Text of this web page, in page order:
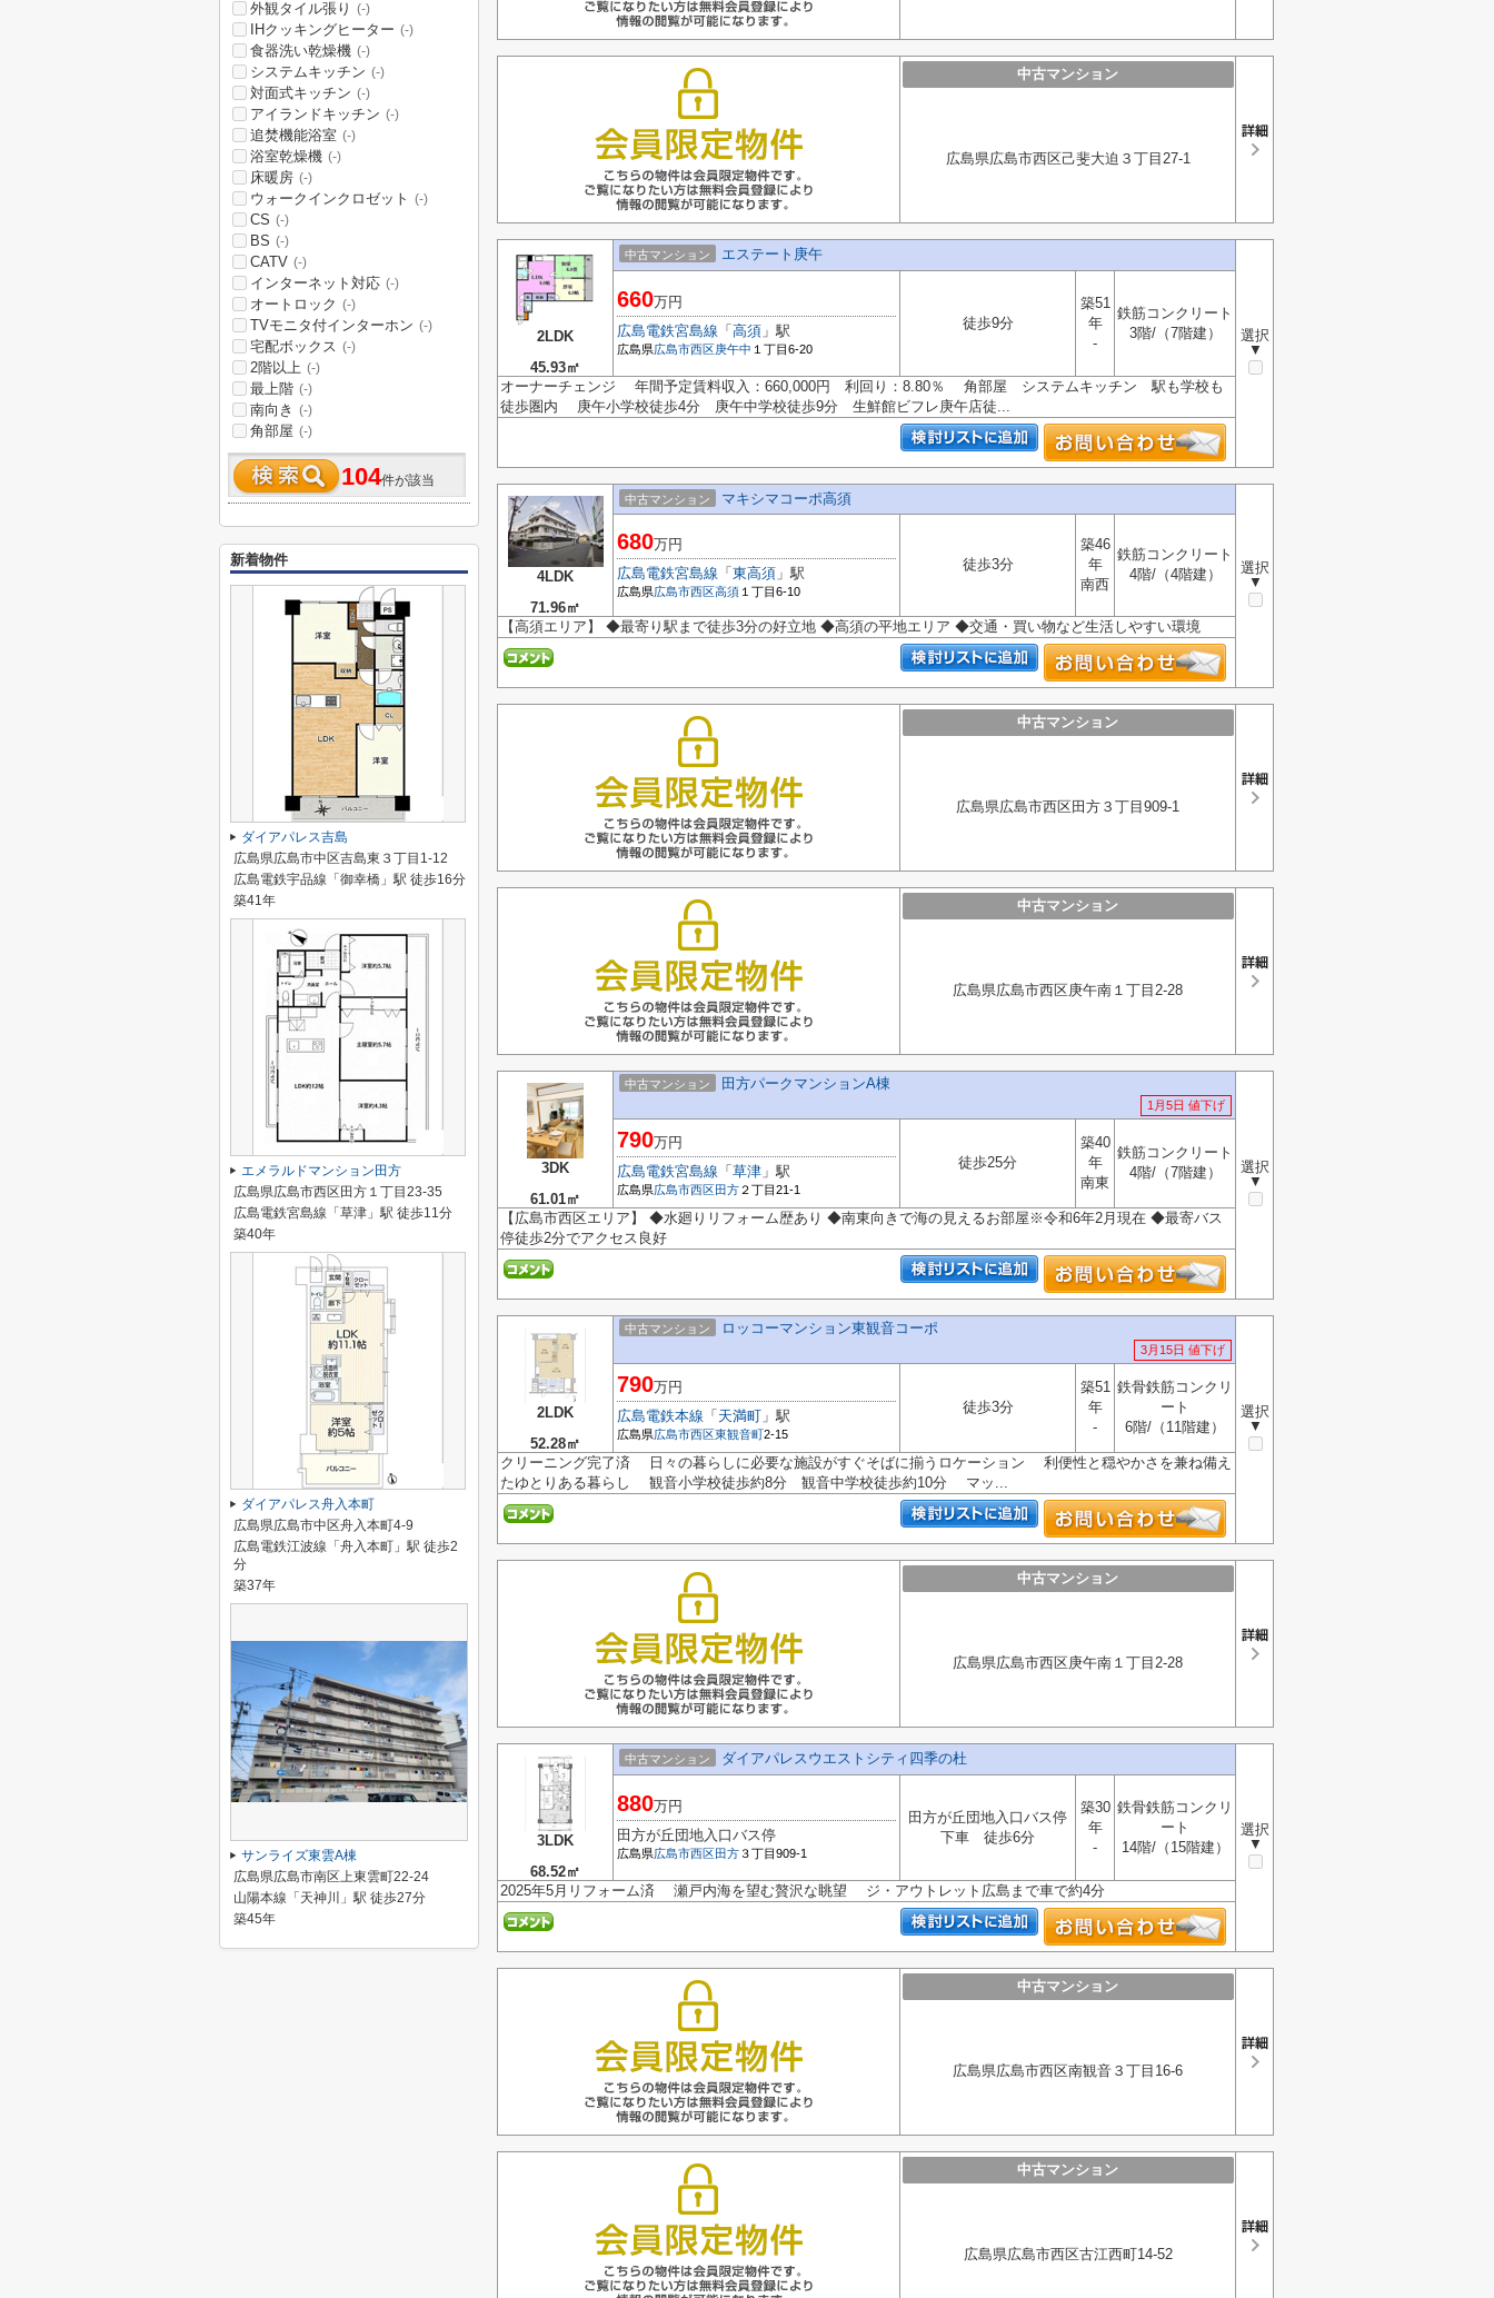
中古マンション
広島県広島市西区己斐大迫３丁目27-1
2LDK
45.93㎡
中古マンション エステート庚午
選択
▼
660万円
広島電鉄宮島線 「 高須 」駅
広島県広島市西区庚午中 １丁目6-20
徒歩9分
築51
年
-
鉄筋コンクリート
3階/（7階建）
オーナーチェンジ 年間予定賃料収入：660,000円 利回り：8.80％ 角部屋 システムキッチン 駅も学校も
徒歩圏内 庚午小学校徒歩4分 庚午中学校徒歩9分 生鮮館ビフレ庚午店徒...
4LDK
71.96㎡
中古マンション マキシマコーポ高須
選択
▼
680万円
広島電鉄宮島線 「 東高須 」駅
広島県広島市西区高須 １丁目6-10
徒歩3分
築46
年
南西
鉄筋コンクリート
4階/（4階建）
【高須エリア】 ◆最寄り駅まで徒歩3分の好立地 ◆高須の平地エリア ◆交通・買い物など生活しやすい環境
中古マンション
広島県広島市西区田方３丁目909-1
中古マンション
広島県広島市西区庚午南１丁目2-28
3DK
61.01㎡
中古マンション 田方パークマンションA棟
1月5日 値下げ
選択
▼
790万円
広島電鉄宮島線 「 草津 」駅
広島県広島市西区田方 ２丁目21-1
徒歩25分
築40
年
南東
鉄筋コンクリート
4階/（7階建）
【広島市西区エリア】 ◆水廻りリフォーム歴あり ◆南東向きで海の見えるお部屋※令和6年2月現在 ◆最寄バス
停徒歩2分でアクセス良好
2LDK
52.28㎡
中古マンション ロッコーマンション東観音コーポ
3月15日 値下げ
選択
▼
790万円
広島電鉄本線 「 天満町 」駅
広島県広島市西区東観音町2-15
徒歩3分
築51
年
-
鉄骨鉄筋コンクリ
ート
6階/（11階建）
クリーニング完了済 日々の暮らしに必要な施設がすぐそばに揃うロケーション 利便性と穏やかさを兼ね備え
たゆとりある暮らし 観音小学校徒歩約8分 観音中学校徒歩約10分 マッ...
中古マンション
広島県広島市西区庚午南１丁目2-28
3LDK
68.52㎡
中古マンション ダイアパレスウエストシティ四季の杜
選択
▼
880万円
田方が丘団地入口バス停
広島県広島市西区田方３丁目909-1
田方が丘団地入口バス停
下車 徒歩6分
築30
年
-
鉄骨鉄筋コンクリ
ート
14階/（15階建）
2025年5月リフォーム済 瀬戸内海を望む贅沢な眺望 ジ・アウトレット広島まで車で約4分
中古マンション
広島県広島市西区南観音３丁目16-6
中古マンション
広島県広島市西区古江西町14-52
外観タイル張り (-)
IHクッキングヒーター (-)
食器洗い乾燥機 (-)
システムキッチン (-)
対面式キッチン (-)
アイランドキッチン (-)
追焚機能浴室 (-)
浴室乾燥機 (-)
床暖房 (-)
ウォークインクロゼット (-)
CS (-)
BS (-)
CATV (-)
インターネット対応 (-)
オートロック (-)
TVモニタ付インターホン (-)
宅配ボックス (-)
2階以上 (-)
最上階 (-)
南向き (-)
角部屋 (-)
104件が該当
新着物件
ダイアパレス吉島
広島県広島市中区吉島東３丁目1-12
広島電鉄宇品線「御幸橋」駅 徒歩16分
築41年
エメラルドマンション田方
広島県広島市西区田方１丁目23-35
広島電鉄宮島線「草津」駅 徒歩11分
築40年
ダイアパレス舟入本町
広島県広島市中区舟入本町4-9
広島電鉄江波線「舟入本町」駅 徒歩2
分
築37年
サンライズ東雲A棟
広島県広島市南区上東雲町22-24
山陽本線「天神川」駅 徒歩27分
築45年